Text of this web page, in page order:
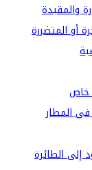
والمقيدة
أو المتضررة
خاص
المطار
إلى الطائرة